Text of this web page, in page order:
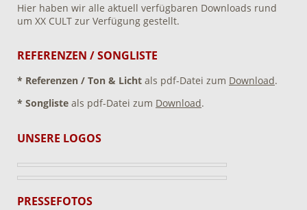
Hier haben wir alle aktuell verfügbaren Downloads rund
um XX CULT zur Verfügung gestellt.
REFERENZEN / SONGLISTE
* Referenzen / Ton & Licht als pdf-Datei zum Download.
* Songliste als pdf-Datei zum Download.
UNSERE LOGOS
PRESSEFOTOS